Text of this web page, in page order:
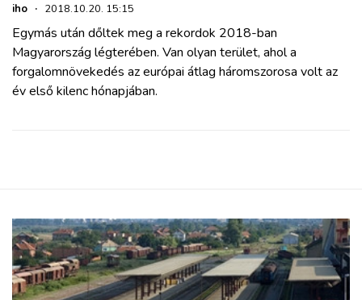
iho · 2018.10.20. 15:15
Egymás után dőltek meg a rekordok 2018-ban
Magyarország légterében. Van olyan terület, ahol a
forgalomnövekedés az európai átlag háromszorosa volt az
év első kilenc hónapjában.